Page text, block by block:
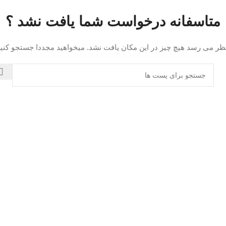
متاسفانه درخواست شما یافت نشد ؟
می رسد هیچ چیز در این مکان یافت نشد. میخواهید مجددا جستجو